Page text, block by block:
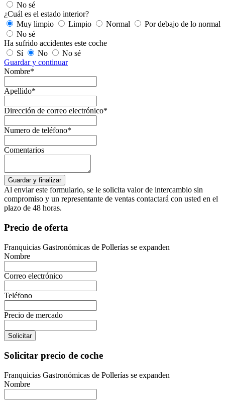
No sé
¿Cuál es el estado interior?
Muy limpio
Limpio Normal
Por debajo de lo normal
No sé
Ha sufrido accidentes este coche
Sí
No
No sé
Guardar y continuar
Nombre*
Apellido*
Dirección de correo electrónico*
Numero de teléfono*
Comentarios
Al enviar este formulario, se le solicita valor de intercambio sin
compromiso y un representante de ventas contactará con usted en el
plazo de 48 horas.
Precio de oferta
Franquicias Gastronómicas de Pollerías se expanden
Nombre
Correo electrónico
Teléfono
Precio de mercado
Solicitar
Solicitar precio de coche
Franquicias Gastronómicas de Pollerías se expanden
Nombre